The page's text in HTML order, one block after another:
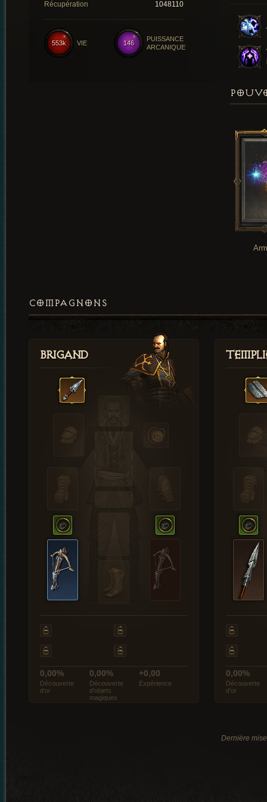
Récupération
1048110
146
PUISSANCE
ARCANIQUE
553k VIE
COMPAGNONS
Brigand
0,00%
Découverte
d’or
0,00%
Découverte
d’objets
magiques
+0,00
Expérience
0,00%
Découverte
d’or
Dernière